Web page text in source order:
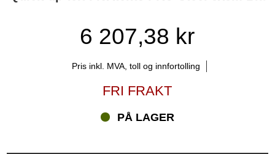
de nye PRO Steel quick-up teltene eller andre FleXtents® -serier?
Ta kontakt med xpert-teamet via telefon, e-post eller chat.
6 207,38 kr
Pris inkl. MVA, toll og innfortolling
FRI FRAKT
PÅ LAGER